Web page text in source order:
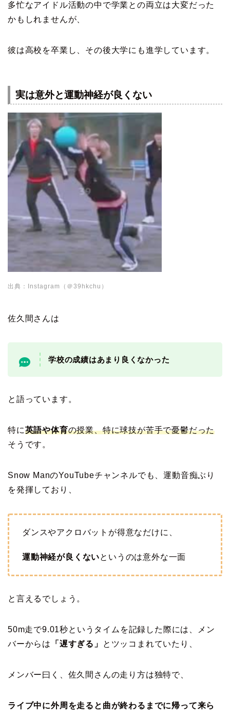
多忙なアイドル活動の中で学業との両立は大変だった
かもしれませんが、
彼は高校を卒業し、その後大学にも進学しています。
実は意外と運動神経が良くない
出典：Instagram（＠39hkchu）
佐久間さんは
学校の成績はあまり良くなかった
と語っています。
特に英語や体育の授業、特に球技が苦手で憂鬱だった
そうです。
Snow ManのYouTubeチャンネルでも、運動音痴ぶり
を発揮しており、
ダンスやアクロバットが得意なだけに、
運動神経が良くないというのは意外な一面
と言えるでしょう。
50m走で9.01秒というタイムを記録した際には、メン
バーからは
「遅すぎる」 とツッコまれていたり、
メンバー曰く、佐久間さんの走り方は独特で、
ライブ中に外周を走ると曲が終わるまでに帰って来ら